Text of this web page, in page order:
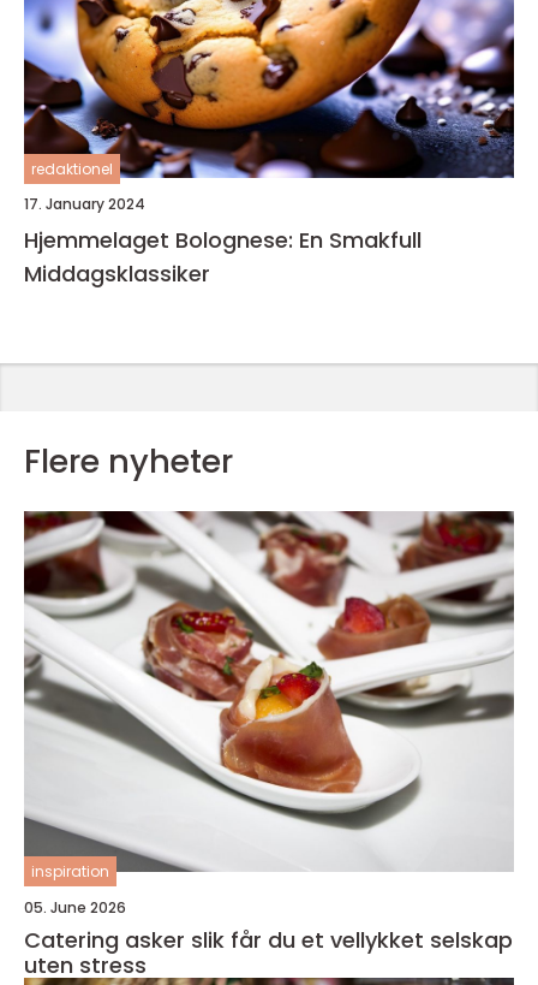
redaktionel
17. January 2024
Hjemmelaget Bolognese: En Smakfull
Middagsklassiker
Flere nyheter
inspiration
05. June 2026
Catering asker slik får du et vellykket selskap
uten stress